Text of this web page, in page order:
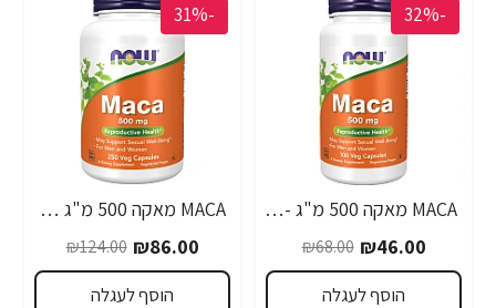
-32%
MACA מאקה 500 מ"ג - 100 כמוסות - מבית NOW FOODS
₪46.00
₪68.00
הוסף לעגלה
-31%
MACA מאקה 500 מ"ג 250 כמוסות - מבית NOW FOODS
₪86.00
₪124.00
הוסף לעגלה